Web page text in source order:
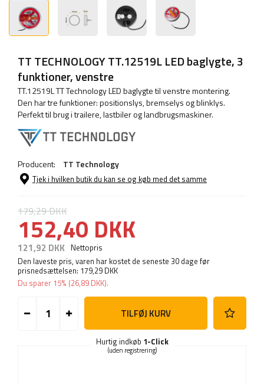
TT TECHNOLOGY TT.12519L LED baglygte, 3
funktioner, venstre
TT.12519L TT Technology LED baglygte til venstre montering.
Den har tre funktioner: positionslys, bremselys og blinklys.
Perfekt til brug i trailere, lastbiler og landbrugsmaskiner.
Producent: TT Technology
Tjek i hvilken butik du kan se og køb med det samme
179,29 DKK
152,40 DKK
121,92 DKK Nettopris
Den laveste pris, varen har kostet de seneste 30 dage før
prisnedsættelsen: 179,29 DKK
Du sparer 15% (26,89 DKK).
TILFØJ KURV
Hurtig indkøb 1-Click
(uden registrering)